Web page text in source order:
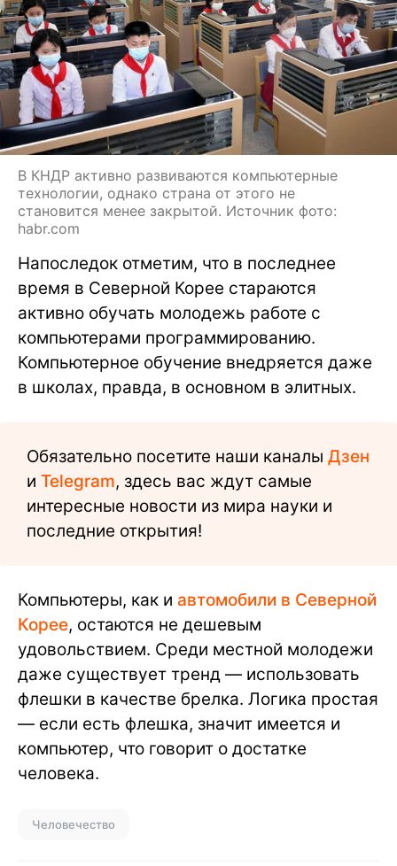
В КНДР активно развиваются компьютерные
технологии, однако страна от этого не
становится менее закрытой. Источник фото:
habr.com
Напоследок отметим, что в последнее
время в Северной Корее стараются
активно обучать молодежь работе с
компьютерами программированию.
Компьютерное обучение внедряется даже
в школах, правда, в основном в элитных.
Обязательно посетите наши каналы Дзен
и Telegram, здесь вас ждут самые
интересные новости из мира науки и
последние открытия!
Компьютеры, как и автомобили в Северной
Корее, остаются не дешевым
удовольствием. Среди местной молодежи
даже существует тренд — использовать
флешки в качестве брелка. Логика простая
— если есть флешка, значит имеется и
компьютер, что говорит о достатке
человека.
Человечество